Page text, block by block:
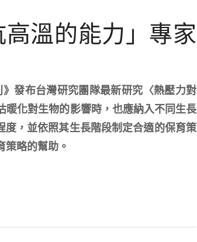
高溫的能力」專家
發布台灣研究團隊最新研究〈熱壓力對
暖化對生物的影響時，也應納入不同生長
，並依照其生長階段制定合適的保育策
策略的幫助。